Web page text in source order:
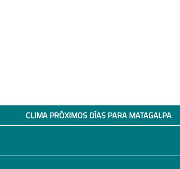
CLIMA PRÓXIMOS DÍAS PARA MATAGALPA